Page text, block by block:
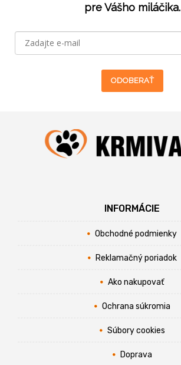
pre Vášho miláčika.
ODOBERAŤ
INFORMÁCIE
Obchodné podmienky
Reklamačný poriadok
Ako nakupovať
Ochrana súkromia
Súbory cookies
Doprava